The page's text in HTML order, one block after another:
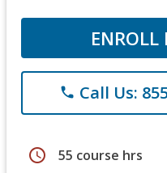
ENROLL
phone Call Us:
schedule 55 course hrs